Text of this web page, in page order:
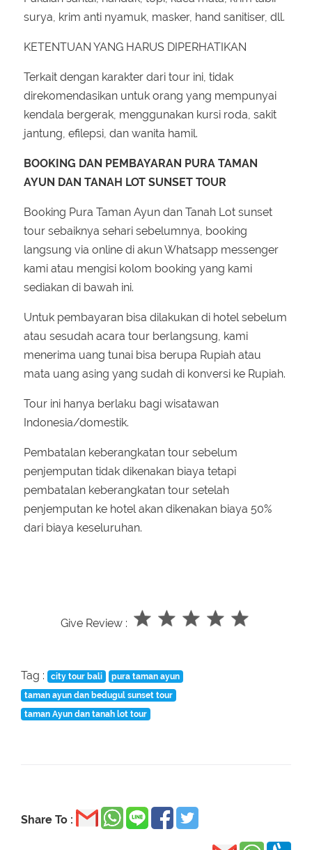
surya, krim anti nyamuk, masker, hand sanitiser, dll.
KETENTUAN YANG HARUS DIPERHATIKAN
Terkait dengan karakter dari tour ini, tidak
direkomendasikan untuk orang yang mempunyai
kendala bergerak, menggunakan kursi roda, sakit
jantung, efilepsi, dan wanita hamil.
BOOKING DAN PEMBAYARAN PURA TAMAN
AYUN DAN TANAH LOT SUNSET TOUR
Booking Pura Taman Ayun dan Tanah Lot sunset
tour sebaiknya sehari sebelumnya, booking
langsung via online di akun Whatsapp messenger
kami atau mengisi kolom booking yang kami
sediakan di bawah ini.
Untuk pembayaran bisa dilakukan di hotel sebelum
atau sesudah acara tour berlangsung, kami
menerima uang tunai bisa berupa Rupiah atau
mata uang asing yang sudah di konversi ke Rupiah.
Tour ini hanya berlaku bagi wisatawan
Indonesia/domestik.
Pembatalan keberangkatan tour sebelum
penjemputan tidak dikenakan biaya tetapi
pembatalan keberangkatan tour setelah
penjemputan ke hotel akan dikenakan biaya 50%
dari biaya keseluruhan.
Give Review :
Tag : city tour bali
pura taman ayun
taman ayun dan bedugul sunset tour
taman Ayun dan tanah lot tour
Share To :